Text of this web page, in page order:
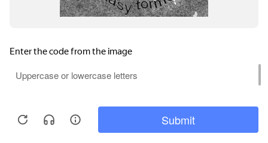
TeploExpert.com © 2008 - 2026 Оборудование для
систем отопления, водоснабжения, канализации